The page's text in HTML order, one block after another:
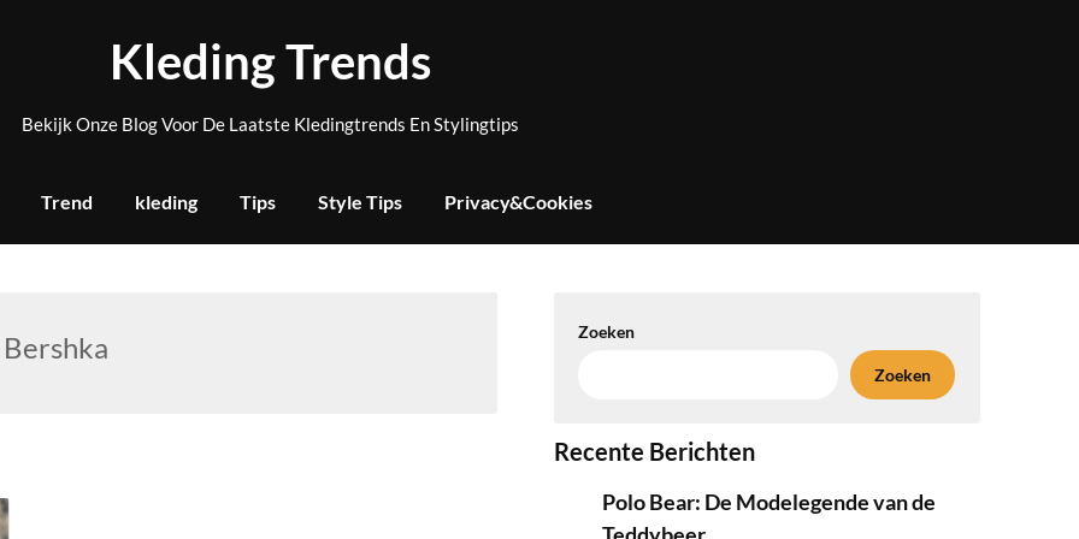
Kleding Trends
Bekijk Onze Blog Voor De Laatste Kledingtrends En Stylingtips
Trend kleding Tips Style Tips Privacy&Cookies
Bershka Zoeken
Zoeken
Recente Berichten
Polo Bear: De Modelegende van de